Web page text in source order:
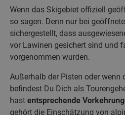
Wenn das Skigebiet offiziell
so sagen. Denn nur bei
sichergestellt, dass
vor Lawinen gesichert sind und
vorgenommen wurden.
Außerhalb der Pisten oder wenn
befindest Du Dich als
hast entsprechende
gehört die Einschätzung von